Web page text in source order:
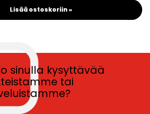
Lisää ostoskoriin »
sinulla kysyttävää
tai